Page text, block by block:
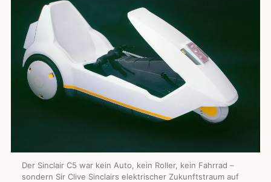
Der Sinclair C5 war kein Auto, kein Roller, kein Fahrrad –
sondern Sir Clive Sinclairs elektrischer Zukunftstraum auf